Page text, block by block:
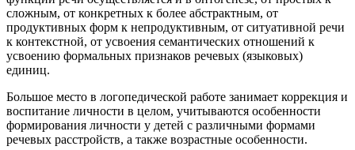
сложным, от конкретных к более абстрактным, от
продуктивных форм к непродуктивным, от ситуативной речи
к контекстной, от усвоения семантических отношений к
усвоению формальных признаков речевых (языковых)
единиц.
Большое место в логопедической работе занимает коррекция и
воспитание личности в целом, учитываются особенности
формирования личности у детей с различными формами
речевых расстройств, а также возрастные особенности.